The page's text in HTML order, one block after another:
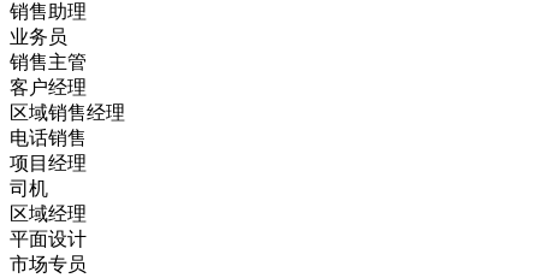
销售助理
业务员
销售主管
客户经理
区域销售经理
电话销售
项目经理
司机
区域经理
平面设计
市场专员